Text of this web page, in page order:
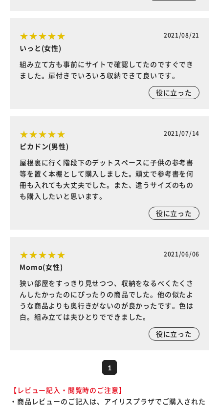
2021/08/21
いっと(女性)
組み立て方も事前にサイトで確認してたのですぐでき
ました。扉付きでいろいろ収納できて良いです。
役に立った
2021/07/14
ピカドン(男性)
屋根裏に行く階段下のデットスペースに子供の参考書
等を置く本棚として購入しました。頑丈で参考書を何
冊も入れても大丈夫でした。また、違うサイズのもの
も購入したいと思います。
役に立った
2021/06/06
Momo(女性)
狭い部屋をすっきり見せつつ、収納をなるべくたくさ
んしたかったのにぴったりの商品でした。他の似たよ
うな商品よりも奥行きがないのが良かったです。色は
白。組み立ては夫ひとりでできました。
役に立った
1
【レビュー記入・閲覧時のご注意】
・商品レビューのご記入は、アイリスプラザでご購入された